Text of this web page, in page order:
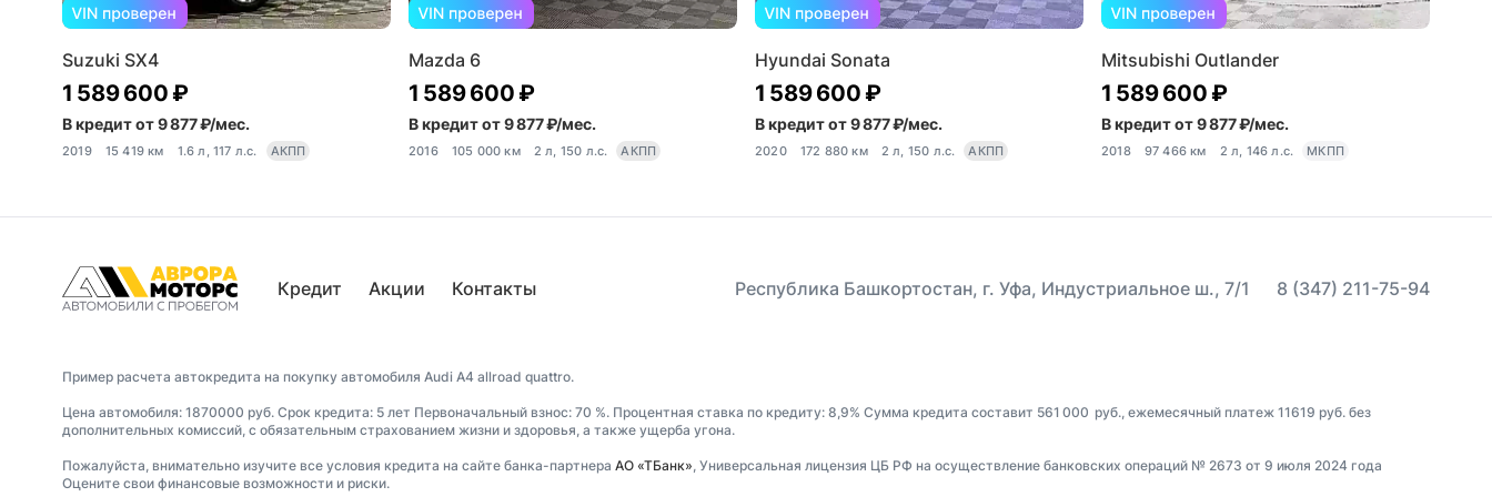
Suzuki SX4
1 589 600 ₽
В кредит от 9 877 ₽/мес.
2019 15 419 км 1.6 л, 117 л.с. АКПП
Mazda 6
1 589 600 ₽
В кредит от 9 877 ₽/мес.
2016 105 000 км 2 л, 150 л.с. АКПП
Hyundai Sonata
1 589 600 ₽
В кредит от 9 877 ₽/мес.
2020 172 880 км 2 л, 150 л.с. АКПП
Mitsubishi Outlander
1 589 600 ₽
В кредит от 9 877 ₽/мес.
2018 97 466 км 2 л, 146 л.с. МКПП
Кредит Акции Контакты Республика Башкортостан, г. Уфа, Индустриальное ш., 7/1 8 (347) 211-75-94
Пример расчета автокредита на покупку автомобиля Audi A4 allroad quattro.
Цена автомобиля: 1870000 руб. Срок кредита: 5 лет Первоначальный взнос: 70 %. Процентная ставка по кредиту: 8,9% Сумма кредита составит 561 000 руб., ежемесячный платеж 11619 руб. без
дополнительных комиссий, с обязательным страхованием жизни и здоровья, а также ущерба угона.
Пожалуйста, внимательно изучите все условия кредита на сайте банка-партнера АО «ТБанк» , Универсальная лицензия ЦБ РФ на осуществление банковских операций № 2673 от 9 июля 2024 года
Оцените свои финансовые возможности и риски.